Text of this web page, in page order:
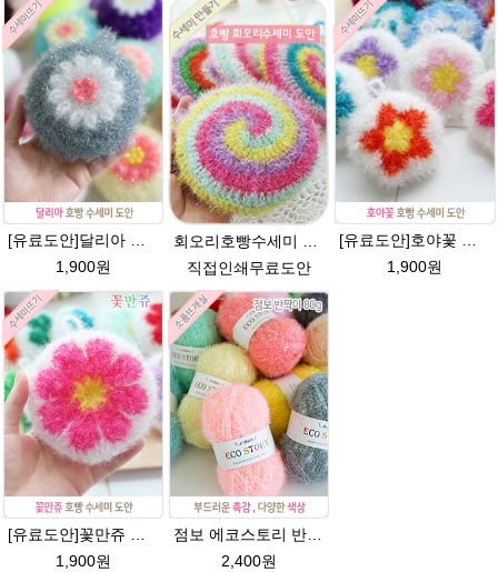
1,900원
직접인쇄무료도안
1,900원
1,900원
2,400원